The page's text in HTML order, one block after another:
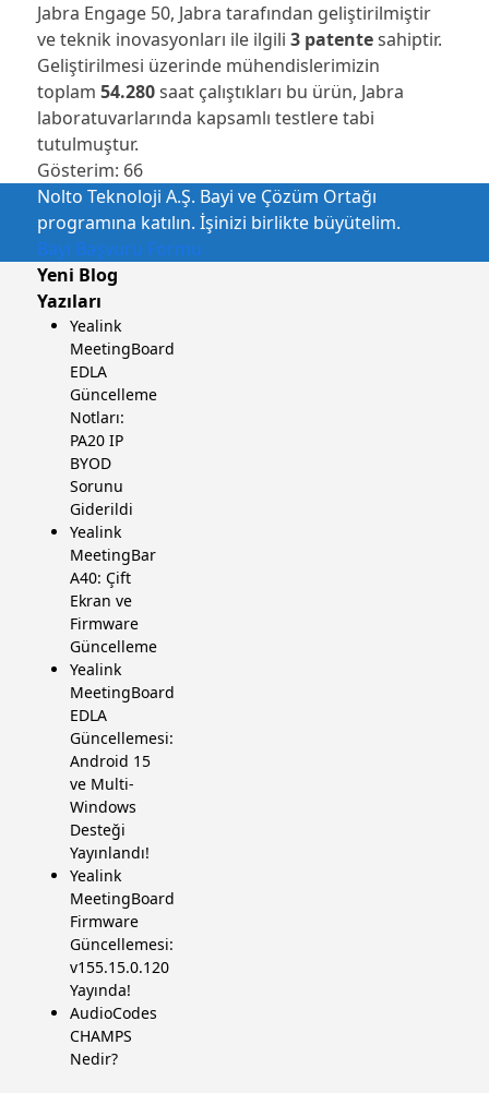
Jabra Engage 50, Jabra tarafından geliştirilmiştir
ve teknik inovasyonları ile ilgili 3 patentesahiptir.
Geliştirilmesi üzerinde mühendislerimizin
toplam 54.280saat çalıştıkları bu ürün, Jabra
laboratuvarlarında kapsamlı testlere tabi
tutulmuştur.
Gösterim: 66
Nolto Teknoloji A.Ş. Bayi ve Çözüm Ortağı
programına katılın. İşinizi birlikte büyütelim.
Bayi Başvuru Formu
Yeni Blog
Yazıları
Yealink
MeetingBoard
EDLA
Güncelleme
Notları:
PA20 IP
BYOD
Sorunu
Giderildi
Yealink
MeetingBar
A40: Çift
Ekran ve
Firmware
Güncelleme
Yealink
MeetingBoard
EDLA
Güncellemesi:
Android 15
ve Multi-
Windows
Desteği
Yayınlandı!
Yealink
MeetingBoard
Firmware
Güncellemesi:
v155.15.0.120
Yayında!
AudioCodes
CHAMPS
Nedir?